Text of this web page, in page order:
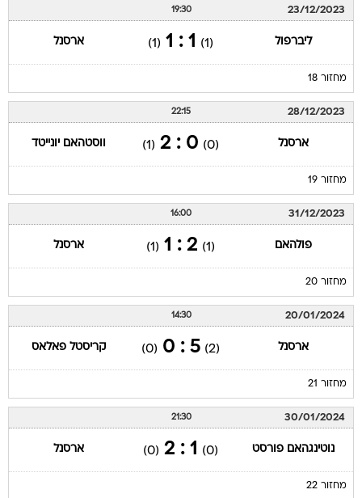
23/12/2023
19:30
ליברפול (1)
1 : 1
(1) ארסנל
מחזור 18
28/12/2023
22:15
ארסנל (0)
0 : 2
(1) ווסטהאם יונייטד
מחזור 19
31/12/2023
16:00
פולהאם (1)
2 : 1
(1) ארסנל
מחזור 20
20/01/2024
14:30
ארסנל (2)
5 : 0
(0) קריסטל פאלאס
מחזור 21
30/01/2024
21:30
נוטינגהאם פורסט (0)
1 : 2
(0) ארסנל
מחזור 22